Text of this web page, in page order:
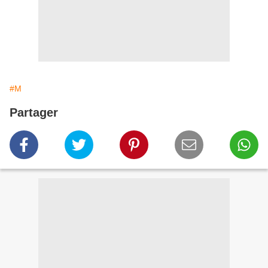
#M
Partager